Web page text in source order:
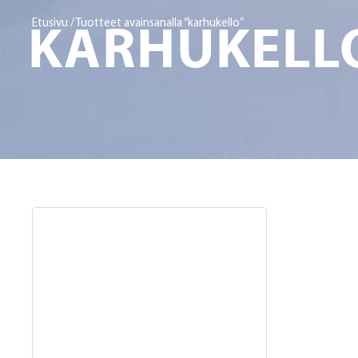
Etusivu / Tuotteet avainsanalla “karhukello”